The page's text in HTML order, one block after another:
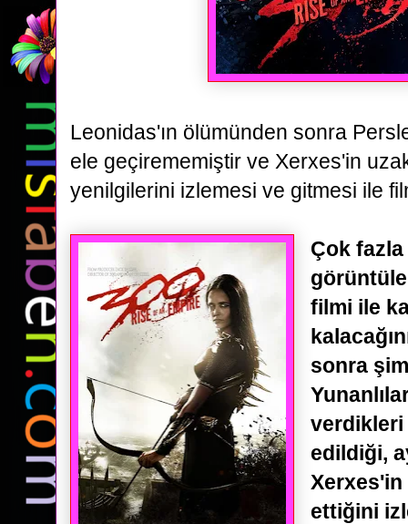
Leonidas'ın ölümünden sonra
ele geçirememiştir ve Xerxes'in
yenilgilerini izlemesi ve gitmesi ile
Çok
filmi ile
sonra
verdikleri
edildiği,
Xerxes'in
ettiğini